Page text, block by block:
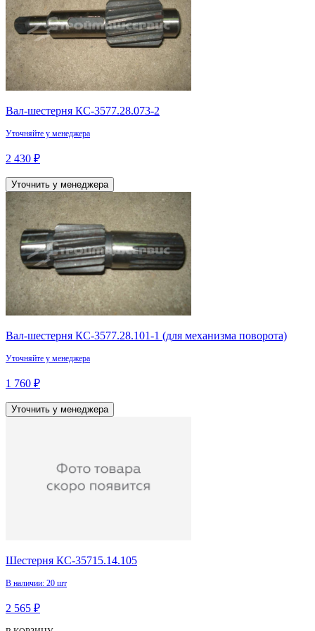
Вал-шестерня КС-3577.28.073-2
Уточняйте у менеджера
2 430 ₽
Уточнить у менеджера
Вал-шестерня КС-3577.28.101-1 (для механизма поворота)
Уточняйте у менеджера
1 760 ₽
Уточнить у менеджера
Шестерня КС-35715.14.105
В наличии: 20 шт
2 565 ₽